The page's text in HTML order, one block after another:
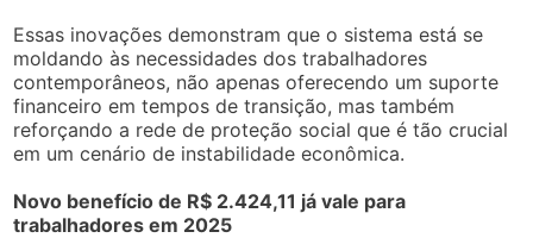
Essas inovações demonstram que o sistema está se
moldando às necessidades dos trabalhadores
contemporâneos, não apenas oferecendo um suporte
financeiro em tempos de transição, mas também
reforçando a rede de proteção social que é tão crucial
em um cenário de instabilidade econômica.
Novo benefício de R$ 2.424,11 já vale para
trabalhadores em 2025